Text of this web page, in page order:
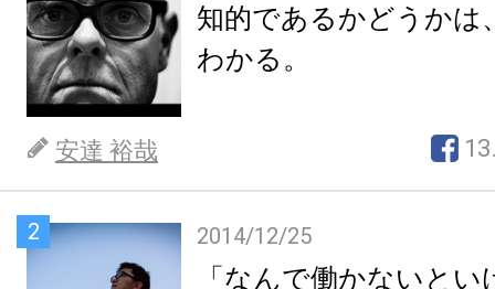
知的であるかどうかは
わかる。
安達 裕哉
2 2014/12/25
「なんで働かないと